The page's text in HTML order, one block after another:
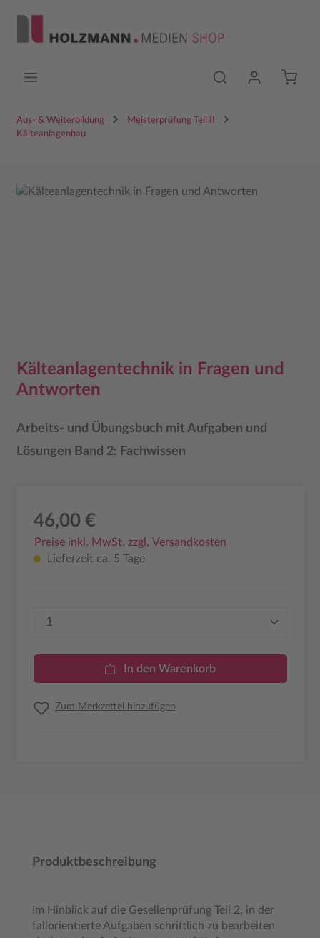
Aus- & Weiterbildung
Meisterprüfung Teil II
Kälteanlagenbau
Bildergalerie überspringen
Kälteanlagentechnik in Fragen und
Antworten
Arbeits- und Übungsbuch mit Aufgaben und
Lösungen Band 2: Fachwissen
46,00 €
Preise inkl. MwSt. zzgl. Versandkosten
Lieferzeit ca. 5 Tage
Produkt Anzahl: Gib den gewünschten
In den Warenkorb
Zum Merkzettel hinzufügen
Produktbeschreibung
Im Hinblick auf die Gesellenprüfung Teil 2, in der
fallorientierte Aufgaben schriftlich zu bearbeiten